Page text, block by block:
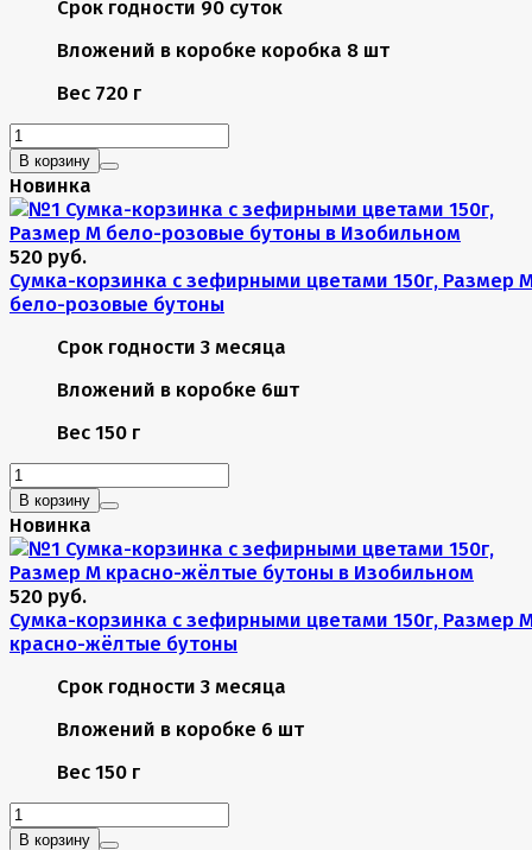
Срок годности 90 суток
Вложений в коробке коробка 8 шт
Вес 720 г
В корзину
Новинка
520 руб.
Сумка-корзинка с зефирными цветами 150г, Размер
бело-розовые бутоны
Срок годности 3 месяца
Вложений в коробке 6шт
Вес 150 г
В корзину
Новинка
520 руб.
Сумка-корзинка с зефирными цветами 150г, Размер
красно-жёлтые бутоны
Срок годности 3 месяца
Вложений в коробке 6 шт
Вес 150 г
В корзину